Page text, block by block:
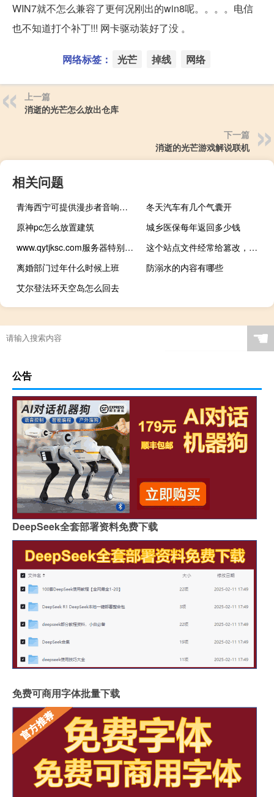
WIN7就不怎么兼容了更何况刚出的win8呢。。。。电信
也不知道打个补丁!!! 网卡驱动装好了没 。
网络标签： 光芒 掉线 网络
上一篇
消逝的光芒怎么放出仓库
下一篇
消逝的光芒游戏解说联机
相关问题
青海西宁可提供漫步者音响维修服务地址在哪
冬天汽车有几个气囊开
原神pc怎么放置建筑
城乡医保每年返回多少钱
www.qytjksc.com服务器特别不稳定，经常断断续续
这个站点文件经常给篡改，能不能根目录下的文件设置不能篡改？
离婚部门过年什么时候上班
防溺水的内容有哪些
艾尔登法环天空岛怎么回去
☚
公告
DeepSeek全套部署资料免费下载
免费可商用字体批量下载